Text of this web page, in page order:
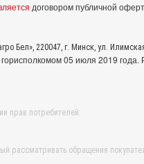
договором публичной
Бел», 220047, г. Минск, ул.
05 июля 2019 года.
прав потребителей:
рассматривать обращения